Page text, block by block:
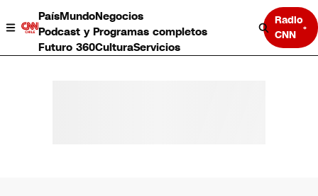
PaísMundoNegocios
Podcast y Programas completos
Futuro 360CulturaServicios
Radio
CNN